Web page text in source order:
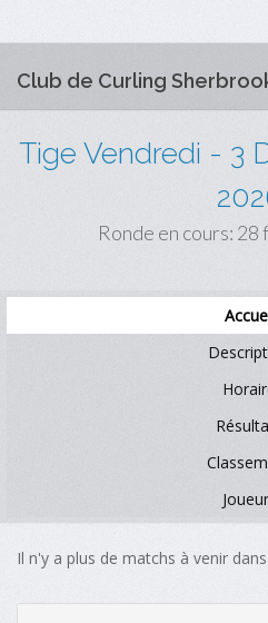
Club de Curling
Tige Vendredi - 3
Ronde en cours:
Il n'y a plus de matchs à venir